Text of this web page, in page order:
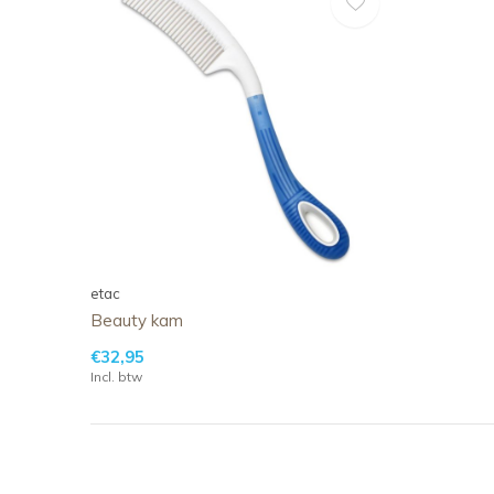
etac
Beauty kam
€32,95
Incl. btw